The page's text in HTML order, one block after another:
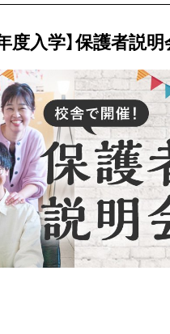
度入学】保護者説